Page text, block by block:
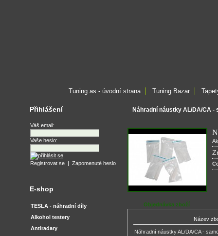
Tuning.as - úvodní strana Tuning Bazar
Náhradní náustky AL/DA/CA -
Objednávka zboží
Název
Náhradní náustky AL/DA/CA -
Přihlášení
Váš email:
Vaše heslo:
Registrovat se | Zapomenuté heslo
E-shop
TESLA - náhradní díly
Alkohol testery
Antiradary